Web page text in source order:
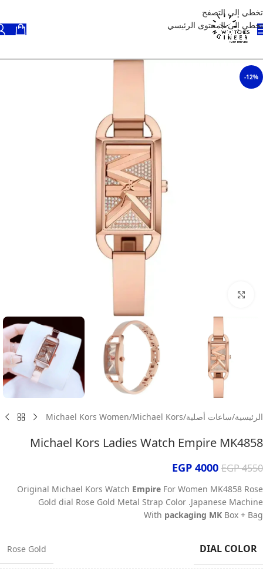
تخطي إلى التصفح
تخطي إلى المحتوى الرئيسي
-12%
الرئيسية/ساعات أصلية/
Michael Kors
/
Michael Kors Women
Michael Kors Ladies Watch Empire MK4858
EGP4550
EGP 4000
Original Michael Kors Watch Empire For Women MK4858 Rose
Gold dial Rose Gold Metal Strap Color .Japanese Machine
With packaging MK Box + Bag
DIAL COLOR
Rose Gold